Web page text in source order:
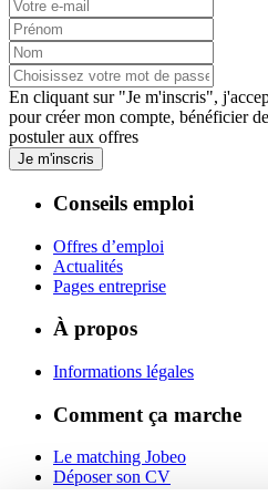
En cliquant sur "Je m'inscris",
pour créer mon compte, bénéficier
postuler aux offres
Je m'inscris
Conseils emploi
Offres d’emploi
Actualités
Pages entreprise
À propos
Informations légales
Comment ça marche
Le matching Jobeo
Déposer son CV